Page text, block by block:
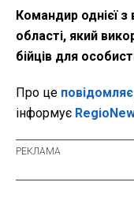
Командир однієї з
області, який
бійців для
Про це повідомляє
інформує